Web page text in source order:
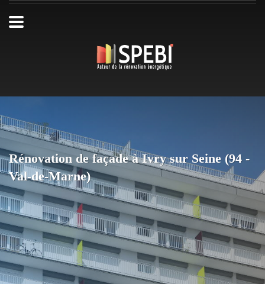
Rénovation de façade à Ivry sur Seine (94 -
Val-de-Marne)